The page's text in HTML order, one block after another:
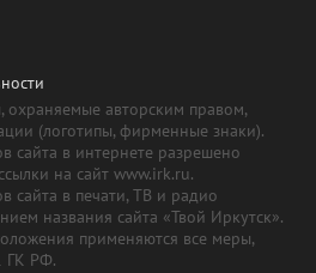
охраняемые авторским правом,
(логотипы, фирменные знаки).
сайта в интернете разрешено
на сайт www.irk.ru.
сайта в печати, ТВ и радио
названия сайта «Твой Иркутск».
применяются все меры,
ГК РФ.